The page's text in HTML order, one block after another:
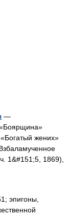
—
жених»
1&#151;5, 1869),
эпигоны,